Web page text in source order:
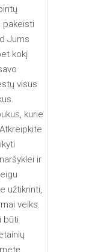
pakeisti
Jums
kokį
visus
kurie
ir
užtikrinti,
veiks.
būti